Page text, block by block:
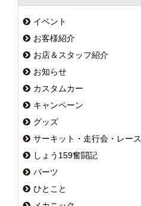
イベント
お客様紹介
お店＆スタッフ紹介
お知らせ
カスタムカー
キャンペーン
グッズ
サーキット・走行会・レース
しょう159奮闘記
パーツ
ひとこと